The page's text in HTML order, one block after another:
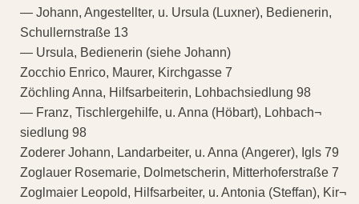
— Johann, Angestellter, u. Ursula (Luxner), Bedienerin,
Schullernstraße 13
— Ursula, Bedienerin (siehe Johann)
Zocchio Enrico, Maurer, Kirchgasse 7
Zöchling Anna, Hilfsarbeiterin, Lohbachsiedlung 98
— Franz, Tischlergehilfe, u. Anna (Höbart), Lohbach¬
siedlung 98
Zoderer Johann, Landarbeiter, u. Anna (Angerer), Igls 79
Zoglauer Rosemarie, Dolmetscherin, Mitterhoferstraße 7
Zoglmaier Leopold, Hilfsarbeiter, u. Antonia (Steffan), Kir¬